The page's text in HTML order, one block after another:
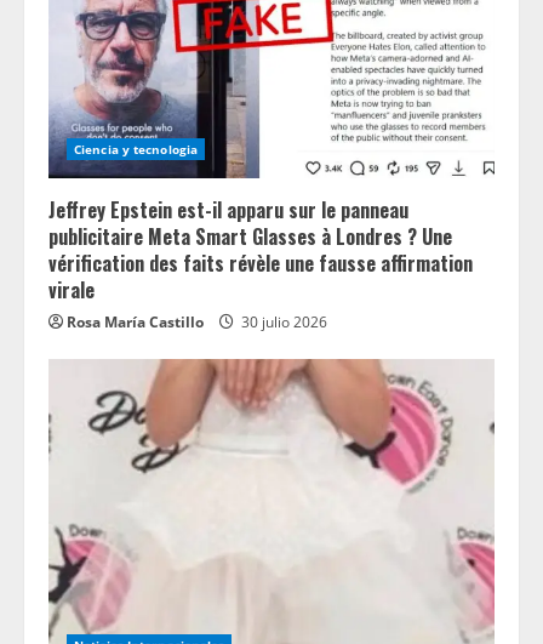
Ciencia y tecnologia
Jeffrey Epstein est-il apparu sur le panneau
publicitaire Meta Smart Glasses à Londres ? Une
vérification des faits révèle une fausse affirmation
virale
Rosa María Castillo 30 julio 2026